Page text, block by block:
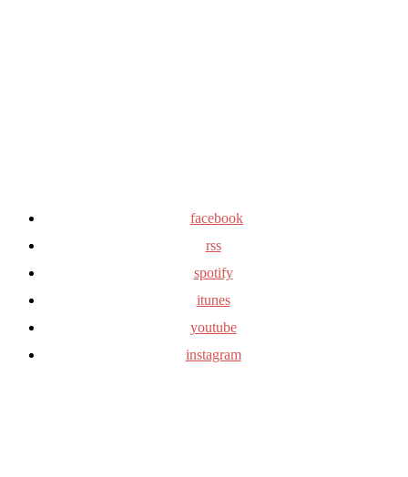
facebook
rss
spotify
itunes
youtube
instagram